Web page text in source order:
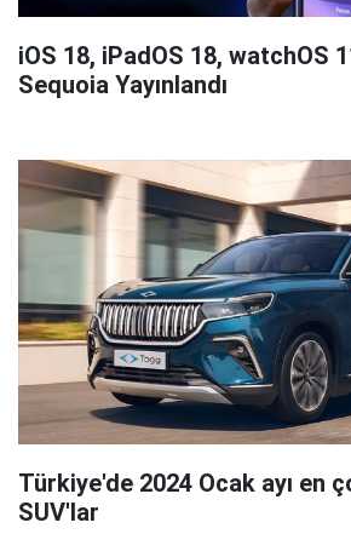
iOS 18, iPadOS 18, watchOS
Sequoia Yayınlandı
Türkiye'de 2024 Ocak ayı en
SUV'lar